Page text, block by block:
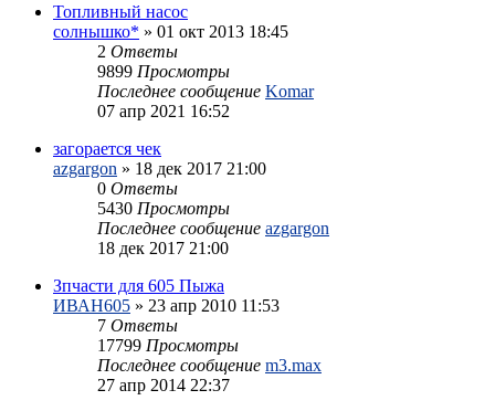
Топливный насос
солнышко* » 01 окт 2013 18:45
2 Ответы
9899 Просмотры
Последнее сообщение Komar
07 апр 2021 16:52
загорается чек
azgargon » 18 дек 2017 21:00
0 Ответы
5430 Просмотры
Последнее сообщение azgargon
18 дек 2017 21:00
Зпчасти для 605 Пыжа
ИВАН605 » 23 апр 2010 11:53
7 Ответы
17799 Просмотры
Последнее сообщение m3.max
27 апр 2014 22:37